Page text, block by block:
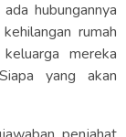
hubungannya
rumah
mereka
yang akan